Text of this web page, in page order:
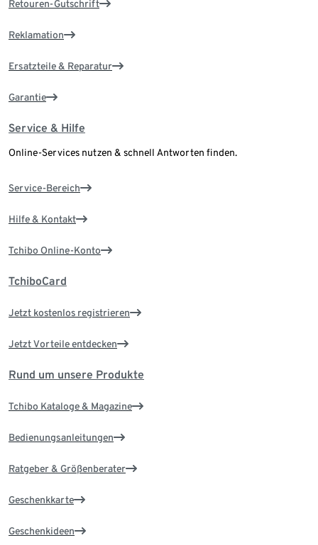
Retouren-Gutschrift
Reklamation
Ersatzteile & Reparatur
Garantie
Service & Hilfe
Online-Services nutzen & schnell Antworten finden.
Service-Bereich
Hilfe & Kontakt
Tchibo Online-Konto
TchiboCard
Jetzt kostenlos registrieren
Jetzt Vorteile entdecken
Rund um unsere Produkte
Tchibo Kataloge & Magazine
Bedienungsanleitungen
Ratgeber & Größenberater
Geschenkkarte
Geschenkideen